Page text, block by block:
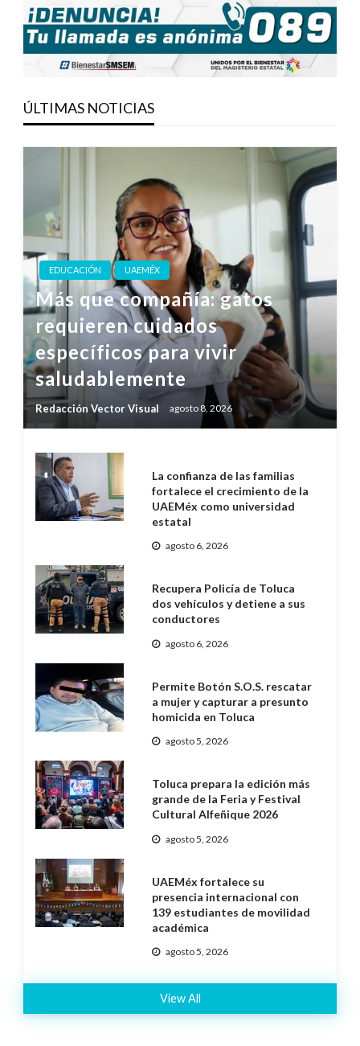
ÚLTIMAS NOTICIAS
EDUCACIÓN UAEMÉX
Más que compañía: gatos
requieren cuidados
específicos para vivir
saludablemente
Redacción Vector Visual agosto 8, 2026
La confianza de las familias
fortalece el crecimiento de la
UAEMéx como universidad
estatal
agosto 6, 2026
Recupera Policía de Toluca
dos vehículos y detiene a sus
conductores
agosto 6, 2026
Permite Botón S.O.S. rescatar
a mujer y capturar a presunto
homicida en Toluca
agosto 5, 2026
Toluca prepara la edición más
grande de la Feria y Festival
Cultural Alfeñique 2026
agosto 5, 2026
UAEMéx fortalece su
presencia internacional con
139 estudiantes de movilidad
académica
agosto 5, 2026
View All